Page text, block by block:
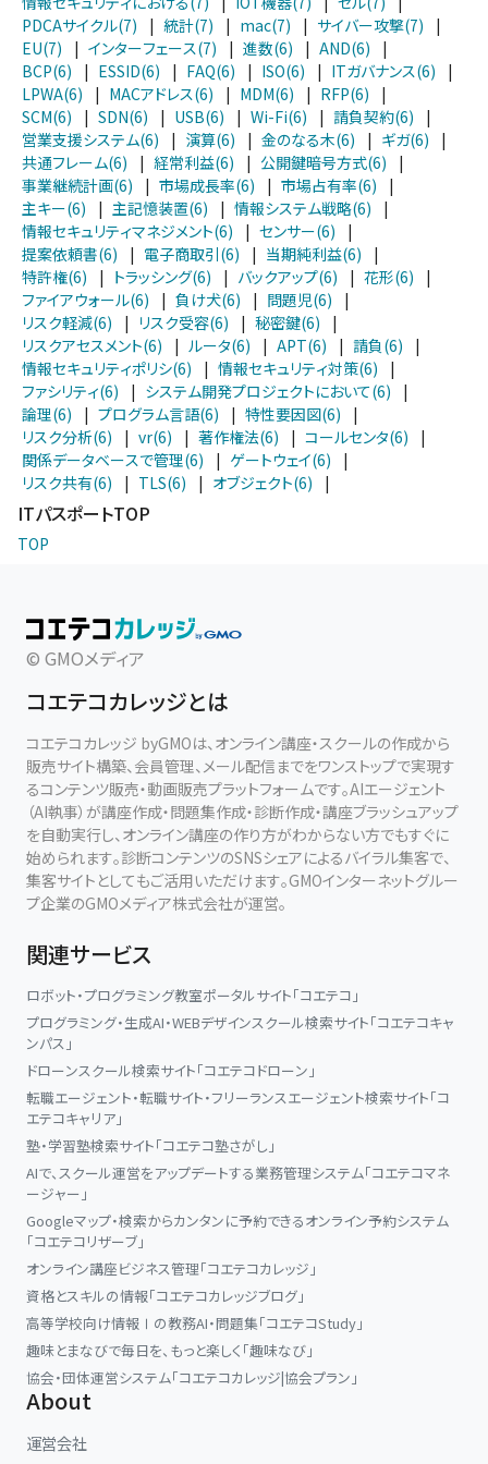
PDCAサイクル(7)
| 統計(7) | mac(7) | サイバー攻撃(7)
|
EU(7)
| インターフェース(7) | 進数(6) | AND(6)
|
BCP(6)
| ESSID(6) | FAQ(6) | ISO(6) | ITガバナンス(6)
|
LPWA(6)
| MACアドレス(6) | MDM(6) | RFP(6)
|
SCM(6)
| SDN(6) | USB(6) | Wi-Fi(6) | 請負契約(6)
|
営業支援システム(6)
| 演算(6) | 金のなる木(6) | ギガ(6)
|
共通フレーム(6)
| 経常利益(6) | 公開鍵暗号方式(6)
|
事業継続計画(6)
| 市場成長率(6) | 市場占有率(6)
|
主キー(6)
| 主記憶装置(6) | 情報システム戦略(6)
|
情報セキュリティマネジメント(6)
| センサー(6)
|
提案依頼書(6)
| 電子商取引(6) | 当期純利益(6)
|
特許権(6)
| トラッシング(6) | バックアップ(6) | 花形(6)
|
ファイアウォール(6)
| 負け犬(6) | 問題児(6)
|
リスク軽減(6)
| リスク受容(6) | 秘密鍵(6)
|
リスクアセスメント(6)
| ルータ(6) | APT(6) | 請負(6)
|
情報セキュリティポリシ(6)
| 情報セキュリティ対策(6)
|
ファシリティ(6)
| システム開発プロジェクトにおいて(6)
|
論理(6)
| プログラム言語(6) | 特性要因図(6)
|
リスク分析(6)
| vr(6) | 著作権法(6) | コールセンタ(6)
|
関係データベースで管理(6)
| ゲートウェイ(6)
|
リスク共有(6)
| TLS(6) | オブジェクト(6) |
ITパスポートTOP
TOP
© GMOメディア
コエテコカレッジとは
コエテコカレッジ byGMOは、オンライン講座・スクールの作成から
販売サイト構築、会員管理、メール配信までをワンストップで実現す
るコンテンツ販売・動画販売プラットフォームです。AIエージェント
（AI執事）が講座作成・問題集作成・診断作成・講座ブラッシュアップ
を自動実行し、オンライン講座の作り方がわからない方でもすぐに
始められます。診断コンテンツのSNSシェアによるバイラル集客で、
集客サイトとしてもご活用いただけます。GMOインターネットグルー
プ企業のGMOメディア株式会社が運営。
関連サービス
ロボット・プログラミング教室ポータルサイト「コエテコ」
プログラミング・生成AI・WEBデザインスクール検索サイト「コエテコキャ
ンパス」
ドローンスクール検索サイト「コエテコドローン」
転職エージェント・転職サイト・フリーランスエージェント検索サイト「コ
エテコキャリア」
塾・学習塾検索サイト「コエテコ塾さがし」
AIで、スクール運営をアップデートする業務管理システム「コエテコマネ
ージャー」
Googleマップ・検索からカンタンに予約できるオンライン予約システム
「コエテコリザーブ」
オンライン講座ビジネス管理「コエテコカレッジ」
資格とスキルの情報「コエテコカレッジブログ」
高等学校向け情報Ⅰの教務AI・問題集「コエテコStudy」
趣味とまなびで毎日を、もっと楽しく「趣味なび」
協会・団体運営システム「コエテコカレッジ|協会プラン」
About
運営会社